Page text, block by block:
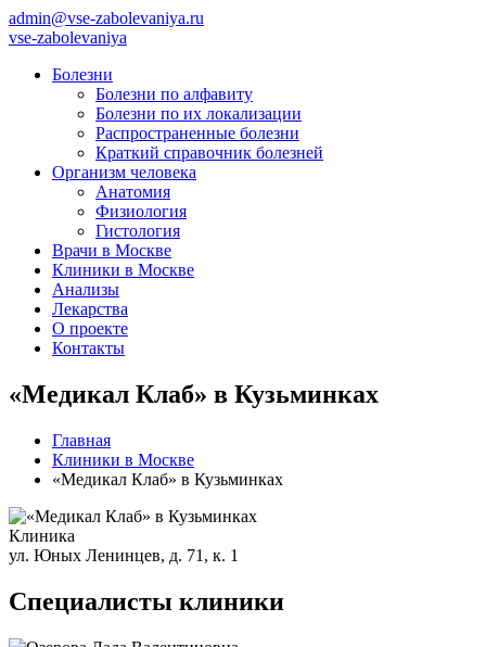
admin@vse-zabolevaniya.ru
vse-zabolevaniya
Болезни
Болезни по алфавиту
Болезни по их локализации
Распространенные болезни
Краткий справочник болезней
Организм человека
Анатомия
Физиология
Гистология
Врачи в Москве
Клиники в Москве
Анализы
Лекарства
О проекте
Контакты
«Медикал Клаб» в Кузьминках
Главная
Клиники в Москве
«Медикал Клаб» в Кузьминках
Клиника
ул. Юных Ленинцев, д. 71, к. 1
Специалисты клиники